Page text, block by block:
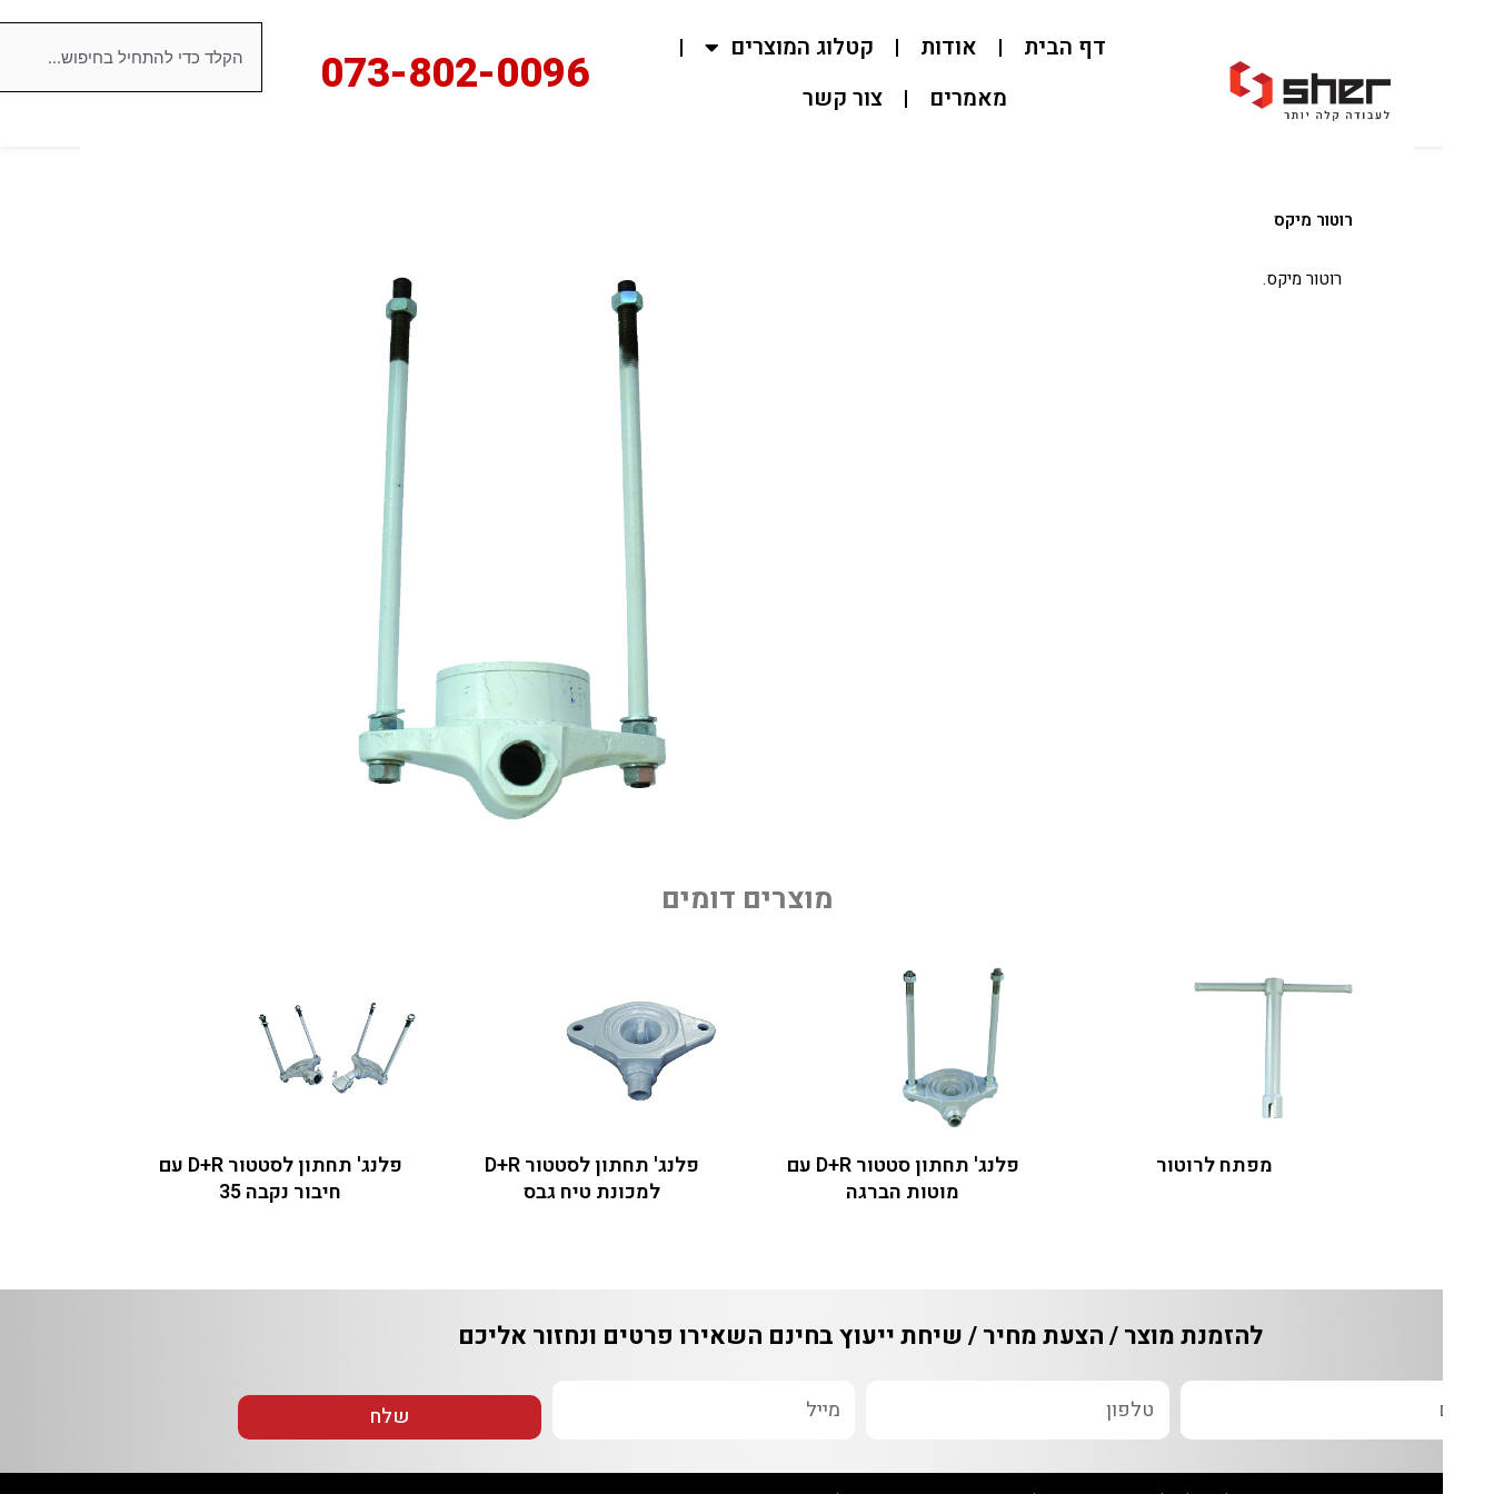
דף הבית אודות
קטלוג המוצרים
מאמרים
צור קשר 073-802-0096
רוטור מיקס
רוטור מיקס.
מוצרים דומים
מפתח לרוטור
פלנג' תחתון סטטור D+R עם
מוטות הברגה
פלנג' תחתון לסטטור D+R
למכונת טיח גבס
פלנג' תחתון לסטטור D+R עם
חיבור נקבה 35
להזמנת מוצר / הצעת מחיר / שיחת ייעוץ בחינםהשאירו פרטים ונחזור אליכם